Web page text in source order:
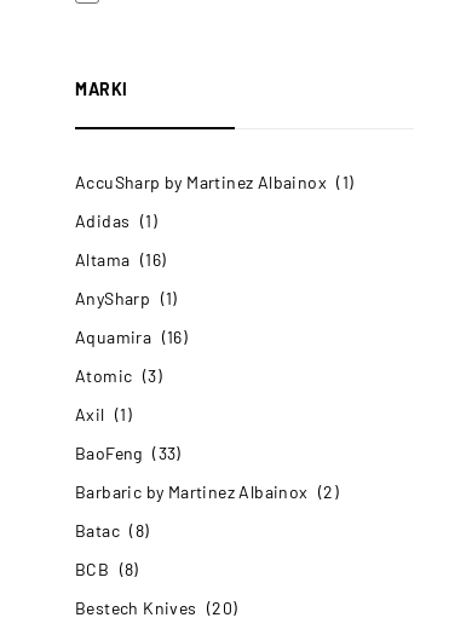
MARKI
AccuSharp by Martinez Albainox (1)
Adidas (1)
Altama (16)
AnySharp (1)
Aquamira (16)
Atomic (3)
Axil (1)
BaoFeng (33)
Barbaric by Martinez Albainox (2)
Batac (8)
BCB (8)
Bestech Knives (20)